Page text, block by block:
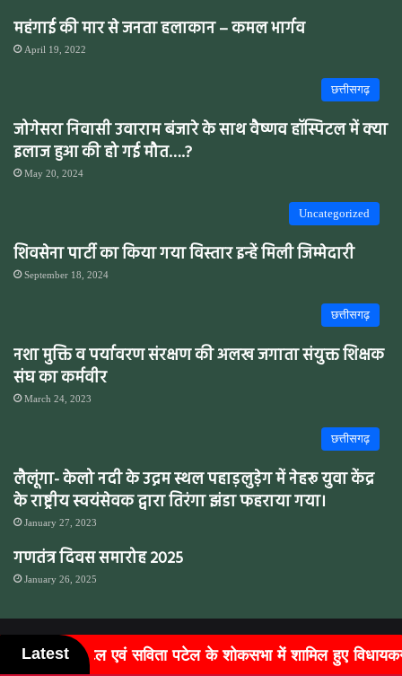
महंगाई की मार से जनता हलाकान – कमल भार्गव
April 19, 2022
छत्तीसगढ़
जोगेसरा निवासी उवाराम बंजारे के साथ वैष्णव हॉस्पिटल में क्या
इलाज हुआ की हो गई मौत….?
May 20, 2024
Uncategorized
शिवसेना पार्टी का किया गया विस्तार इन्हें मिली जिम्मेदारी
September 18, 2024
छत्तीसगढ़
नशा मुक्ति व पर्यावरण संरक्षण की अलख जगाता संयुक्त शिक्षक
संघ का कर्मवीर
March 24, 2023
छत्तीसगढ़
लैलूंगा- केलो नदी के उद्गम स्थल पहाड़लुडे़ग में नेहरू युवा केंद्र
के राष्ट्रीय स्वयंसेवक द्वारा तिरंगा झंडा फहराया गया।
January 27, 2023
गणतंत्र दिवस समारोह 2025
January 26, 2025
Sarangsaar @Copyright 2021 - 2026 All Rights Reserved
Latestमें शामिल हुए विधायकग... बुजुर्गों के चेहरों पर लौटी